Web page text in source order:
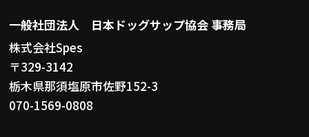
一般社団法人 日本ドッグサップ協会 事務局
株式会社Spes
〒329-3142
栃木県那須塩原市佐野152-3
070-1569-0808